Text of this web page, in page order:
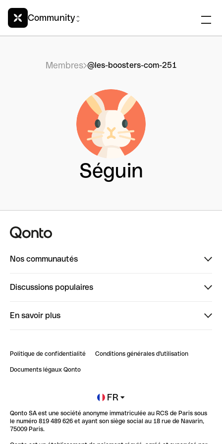
Community
Membres @les-boosters-com-251
Séguin
Nos communautés
ClubQonto
Discussions populaires
Impact de l'IA sur les carrières/productivité
En savoir plus
Blog
Newsroom
Glossaire finance
Politique de confidentialité Conditions générales d'utilisation
Documents légaux Qonto
FR
Qonto SA est une société anonyme immatriculée au RCS de Paris sous
le numéro 819 489 626 et ayant son siège social au 18 rue de Navarin,
75009 Paris.